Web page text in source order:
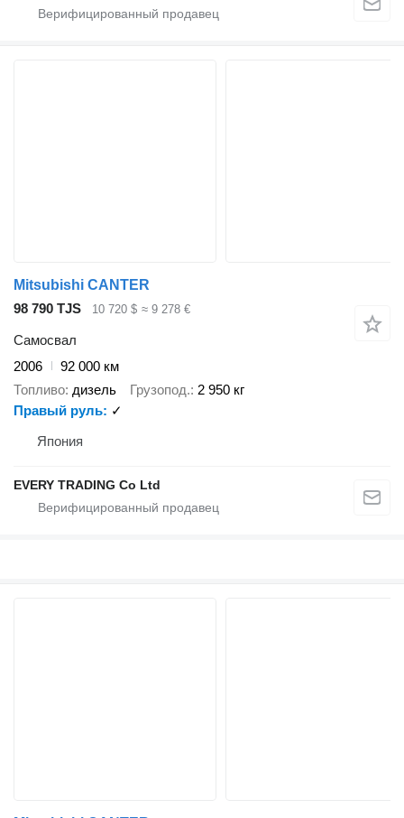
Mitsubishi CANTER
98 790 TJS
10 720 $ ≈ 9 278 €
Самосвал
2006
92 000 км
Топливо дизель Грузопод. 2 950 кг
Правый руль
✓
Япония
EVERY TRADING Co Ltd